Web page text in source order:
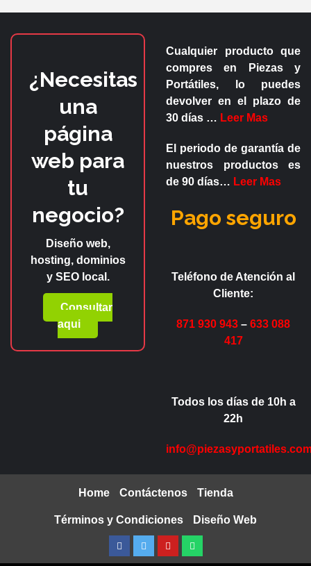
¿Necesitas
una
página
web para
tu
negocio?
Diseño web,
hosting, dominios
y SEO local.
Consultar
aqui
Cualquier producto que
compres en
Piezas y
Portátiles, lo puedes
devolver en el plazo de
30 días … Leer Mas
El periodo de garantía de
nuestros productos es
de 90 días… Leer Mas
Pago seguro
Teléfono de Atención al
Cliente:
871 930 943 – 633 088
417
Todos los días de 10h a
22h
Home Contáctenos Tienda
Términos y Condiciones Diseño Web
Facebook
TwitterYoutubeWhatsapp